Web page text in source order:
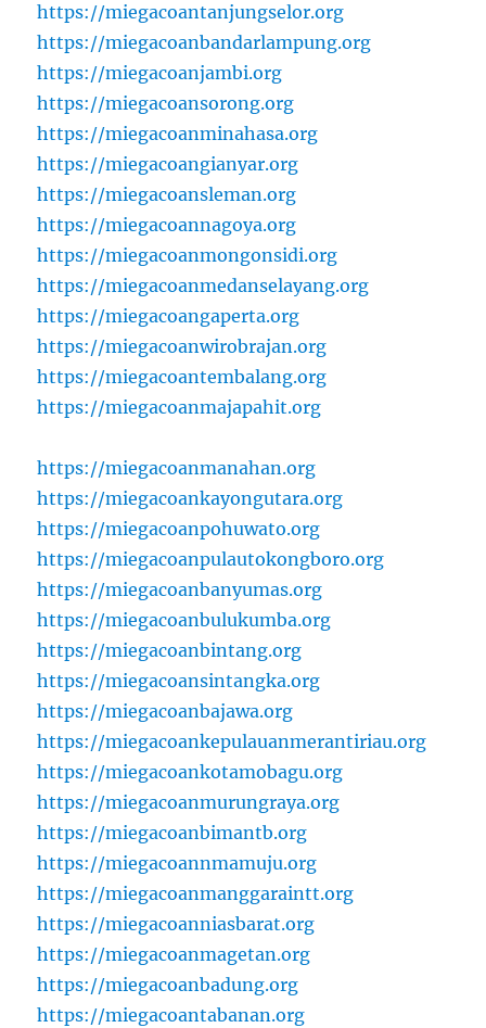
https://miegacoantanjungselor.org
https://miegacoanbandarlampung.org
https://miegacoanjambi.org
https://miegacoansorong.org
https://miegacoanminahasa.org
https://miegacoangianyar.org
https://miegacoansleman.org
https://miegacoannagoya.org
https://miegacoanmongonsidi.org
https://miegacoanmedanselayang.org
https://miegacoangaperta.org
https://miegacoanwirobrajan.org
https://miegacoantembalang.org
https://miegacoanmajapahit.org
https://miegacoanmanahan.org
https://miegacoankayongutara.org
https://miegacoanpohuwato.org
https://miegacoanpulautokongboro.org
https://miegacoanbanyumas.org
https://miegacoanbulukumba.org
https://miegacoanbintang.org
https://miegacoansintangka.org
https://miegacoanbajawa.org
https://miegacoankepulauanmerantiriau.org
https://miegacoankotamobagu.org
https://miegacoanmurungraya.org
https://miegacoanbimantb.org
https://miegacoannmamuju.org
https://miegacoanmanggaraintt.org
https://miegacoanniasbarat.org
https://miegacoanmagetan.org
https://miegacoanbadung.org
https://miegacoantabanan.org